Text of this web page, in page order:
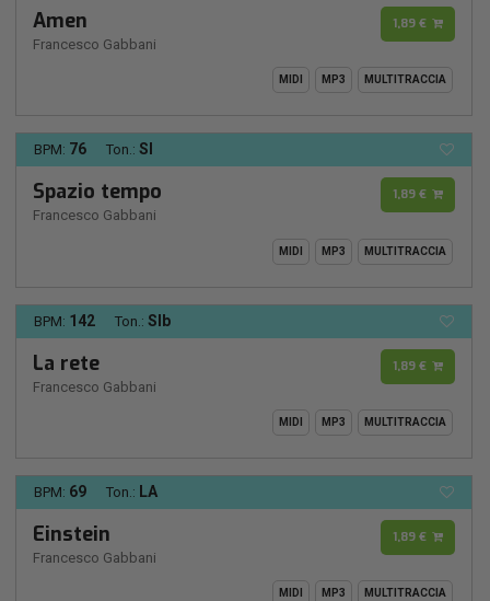
Amen
Francesco Gabbani
1,89 €
MIDI MP3 MULTITRACCIA
BPM: 76 Ton.: SI
Spazio tempo
Francesco Gabbani
1,89 €
MIDI MP3 MULTITRACCIA
BPM: 142 Ton.: SIb
La rete
Francesco Gabbani
1,89 €
MIDI MP3 MULTITRACCIA
BPM: 69 Ton.: LA
Einstein
Francesco Gabbani
1,89 €
MIDI MP3 MULTITRACCIA